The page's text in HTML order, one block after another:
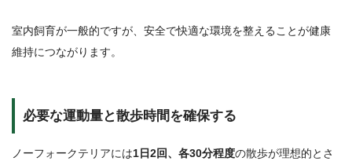
室内飼育が一般的ですが、安全で快適な環境を整えることが健康
維持につながります。
必要な運動量と散歩時間を確保する
ノーフォークテリアには1日2回、各30分程度の散歩が理想的とさ